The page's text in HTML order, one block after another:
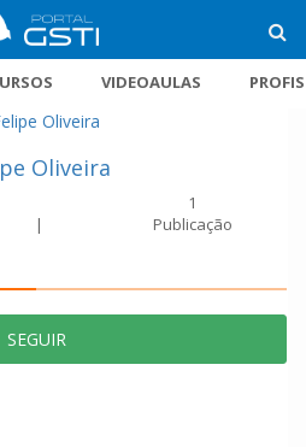
VIDEOAULAS
Oliveira
|
1
Publicação
SEGUIR